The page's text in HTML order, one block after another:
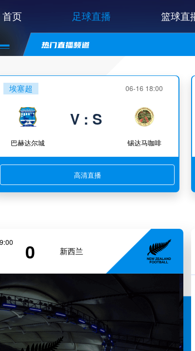
首页 足球直播 篮球直
埃塞超 06-16 18:00
巴赫达尔城
V : S
锡达马咖啡
高清直播
0 新西兰